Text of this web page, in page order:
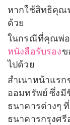
หากใช้สิทธิคุณ
ด้วย
ในกรณีที่คุณพ่อ
หนังสือรับรองข
ไปด้วย
สำเนาหน้าแร
ออมทรัพย์ ซึ่ง
ธนาคารต่างๆ
ธนาคารกรุงศรี